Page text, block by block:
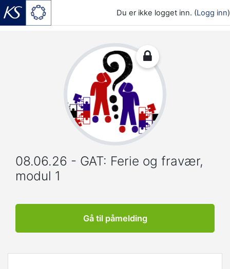
Du er ikke logget inn. (Logg inn)
08.06.26 - GAT: Ferie og fravær,
modul 1
Gå til påmelding